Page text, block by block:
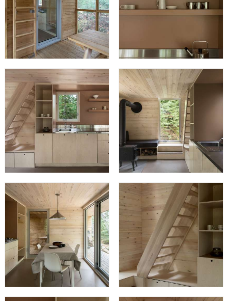
sert à la fois de rangement, de cuisine et d’assise. Un lit
de jour placé près du poêle permet d’entreposer le bois
de chauffage tout en créant une place où profiter de la
chaleur du feu. La grande porte vitrée coulissante donne
Le second niveaucomprend deux lits doubles sur
mesure avec rangement intégré et éclairage d’appoint.
L’aménagement de la zone de nuit offre une certaine
intimité aux voyageurs et une vue imprenable sur la
forêt environnante dès le réveil.
Le choix des matériaux du projet s’est fait dans le but
de respecter les demandes du client tant au niveau de la
provenance que de la durabilité des finis, afin d’obtenir
un projet durable et facile d’entretien. À la fois compact
et confortable, l’espace peut accueillir aisément quatre
voyageurs et offre un habitacle modulable selon les
besoins des visiteurs. Doux et intemporel, le Pic est un
lieu serein qui permettra aux visiteurs de profiter
pleinement du calme de la nature.
Photos extérieures:Yan KaczynskiPhotos intérieures: